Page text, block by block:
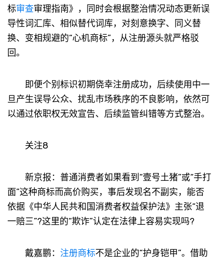
标审查审理指南》，同时会根据整治情况动态更新误
导性词汇库、相似替代词库，对刻意换字、同义替
换、变相规避的“心机商标”，从注册源头就严格驳
回。
即便个别标识初期侥幸注册成功，后续使用中一
旦产生误导公众、扰乱市场秩序的不良影响，依然可
以通过依职权无效宣告、后续监管纠错等方式整治。
关注8
新京报：普通消费者如果看到“壹号土猪”或“手打
面”这种商标而高价购买，事后发现名不副实，能否
依据《中华人民共和国消费者权益保护法》主张“退
一赔三”?这里的“欺诈”认定在法律上容易实现吗?
戴嘉鹏： 注册商标不是企业的“护身铠甲”。借助